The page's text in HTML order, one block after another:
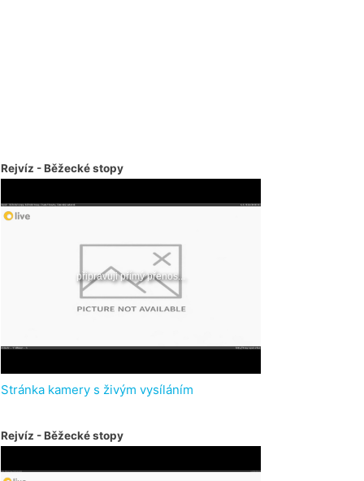
Rejvíz - Běžecké stopy
Stránka kamery s živým vysíláním
Rejvíz - Běžecké stopy